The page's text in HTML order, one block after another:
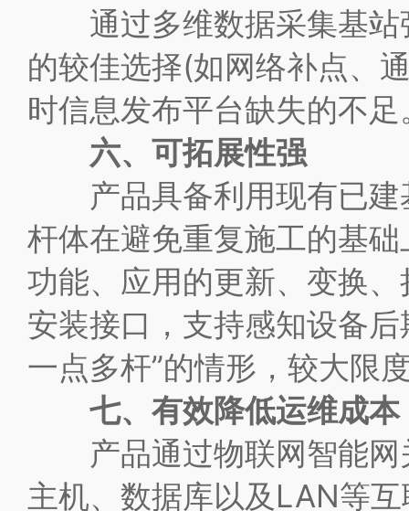
通过多维数据采集基站
的较佳选择(如网络补点、
时信息发布平台缺失的不足
六、可拓展性强
产品具备利用现有已建
杆体在避免重复施工的基
功能、应用的更新、变换
安装接口，支持感知设备
一点多杆”的情形，较大限
七、有效降低运维成本
产品通过物联网智能网
主机、数据库以及LAN等